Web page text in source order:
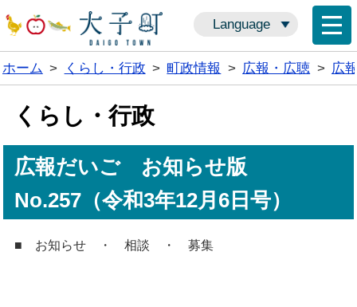
Language
ホーム > くらし・行政 > 町政情報 > 広報・広聴 > 広
くらし・行政
広報だいご お知らせ版
No.257（令和3年12月6日号）
■ お知らせ ・ 相談 ・ 募集